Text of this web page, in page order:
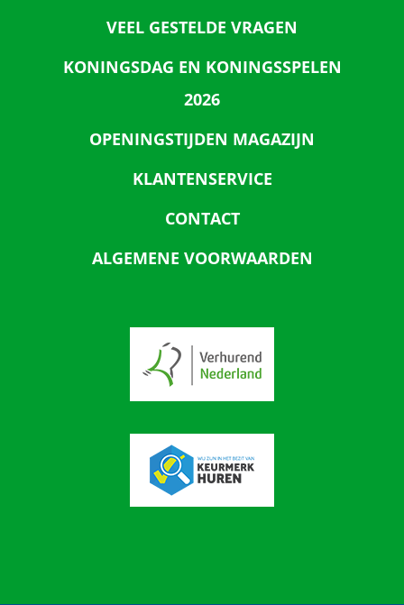
VEEL GESTELDE VRAGEN
KONINGSDAG EN KONINGSSPELEN
2026
OPENINGSTIJDEN MAGAZIJN
KLANTENSERVICE
CONTACT
ALGEMENE VOORWAARDEN